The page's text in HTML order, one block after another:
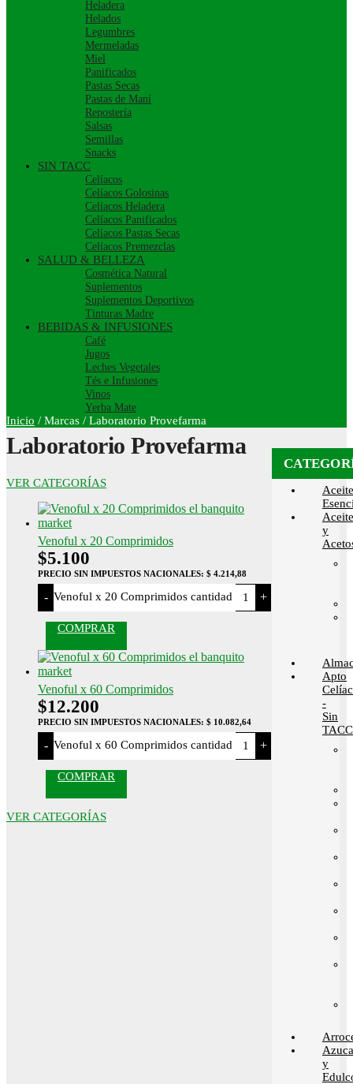
Heladera
Helados
Legumbres
Mermeladas
Miel
Panificados
Pastas Secas
Pastas de Maní
Repostería
Salsas
Semillas
Snacks
SIN TACC
Celíacos
Celíacos Golosinas
Celíacos Heladera
Celíacos Panificados
Celíacos Pastas Secas
Celíacos Premezclas
SALUD & BELLEZA
Cosmética Natural
Suplementos
Suplementos Deportivos
Tinturas Madre
BEBIDAS & INFUSIONES
Café
Jugos
Leches Vegetales
Tés e Infusiones
Vinos
Yerba Mate
Inicio / Marcas / Laboratorio Provefarma
Laboratorio Provefarma
VER CATEGORÍAS
Venoful x 20 Comprimidos
$5.100
PRECIO SIN IMPUESTOS NACIONALES: $ 4.214,88
- Venoful x 20 Comprimidos cantidad +
COMPRAR
Venoful x 60 Comprimidos
$12.200
PRECIO SIN IMPUESTOS NACIONALES: $ 10.082,64
- Venoful x 60 Comprimidos cantidad +
COMPRAR
VER CATEGORÍAS
y
Apto
-
Sin
TACC
y